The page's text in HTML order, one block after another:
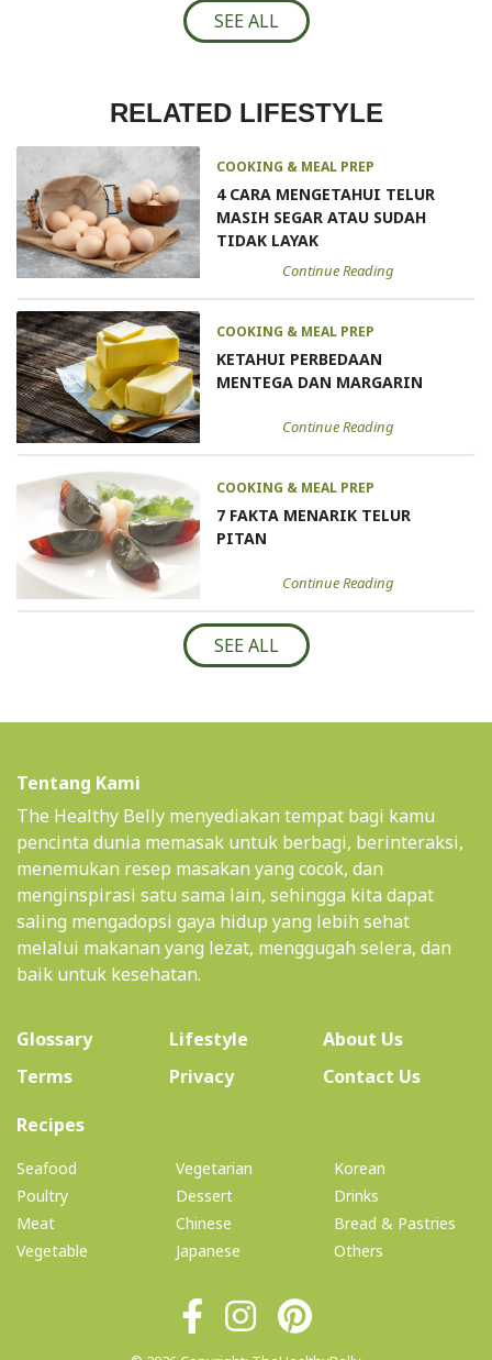
SEE ALL
RELATED LIFESTYLE
COOKING & MEAL PREP
4 CARA MENGETAHUI TELUR
MASIH SEGAR ATAU SUDAH
TIDAK LAYAK
Continue Reading
COOKING & MEAL PREP
KETAHUI PERBEDAAN
MENTEGA DAN MARGARIN
Continue Reading
COOKING & MEAL PREP
7 FAKTA MENARIK TELUR
PITAN
Continue Reading
SEE ALL
Tentang Kami
The Healthy Belly menyediakan tempat bagi kamu
pencinta dunia memasak untuk berbagi, berinteraksi,
menemukan resep masakan yang cocok, dan
menginspirasi satu sama lain, sehingga kita dapat
saling mengadopsi gaya hidup yang lebih sehat
melalui makanan yang lezat, menggugah selera, dan
baik untuk kesehatan.
Glossary Lifestyle About Us(current)
Terms
Privacy
Contact Us
Recipes(current)
Seafood
Poultry
Meat
Vegetable
Vegetarian
Dessert
Chinese
Japanese
Korean
Drinks
Bread & Pastries
Others